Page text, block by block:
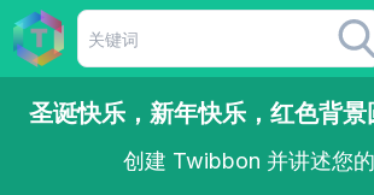
圣诞快乐，新年快乐，红色背
创建 Twibbon 并讲述您